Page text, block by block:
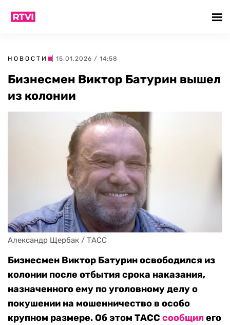
НОВОСТИ | 15.01.2026 / 14:58
Бизнесмен Виктор Батурин вышел
из колонии
Александр Щербак / ТАСС
Бизнесмен Виктор Батурин освободился из
колонии после отбытия срока наказания,
назначенного ему по уголовному делу о
покушении на мошенничество в особо
крупном размере. Об этом ТАСС сообщилего